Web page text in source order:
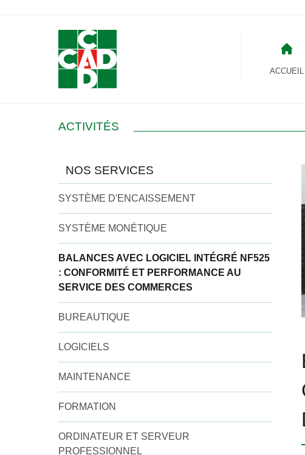
ACCUEIL
ACTIVITÉS
NOS SERVICES
SYSTÈME D'ENCAISSEMENT
SYSTÈME MONÉTIQUE
BALANCES AVEC LOGICIEL INTÉGRÉ NF525
: CONFORMITÉ ET PERFORMANCE AU
SERVICE DES COMMERCES
BUREAUTIQUE
LOGICIELS
MAINTENANCE
FORMATION
ORDINATEUR ET SERVEUR
PROFESSIONNEL